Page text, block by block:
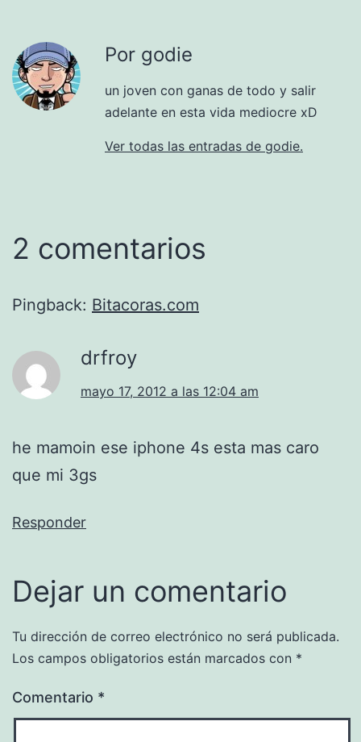
Por godie
un joven con ganas de todo y salir
adelante en esta vida mediocre xD
Ver todas las entradas de godie.
2 comentarios
Pingback: Bitacoras.com
drfroy
mayo 17, 2012 a las 12:04 am
he mamoin ese iphone 4s esta mas caro
que mi 3gs
Responder
Dejar un comentario
Tu dirección de correo electrónico no será publicada.
Los campos obligatorios están marcados con *
Comentario *